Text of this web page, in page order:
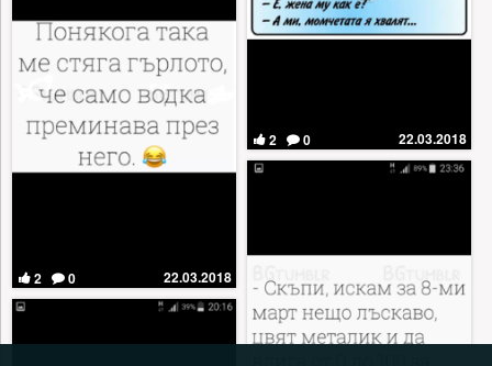
2 0 22.03.2018
2 0 22.03.2018